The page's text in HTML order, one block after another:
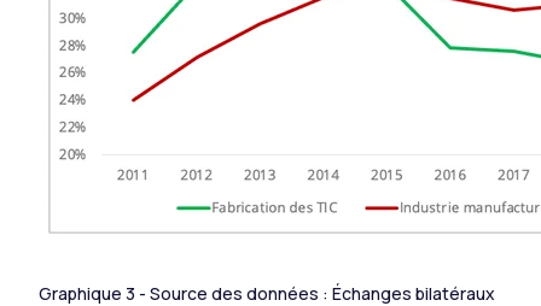
Graphique 3 - Source des données : Échanges bilatéraux